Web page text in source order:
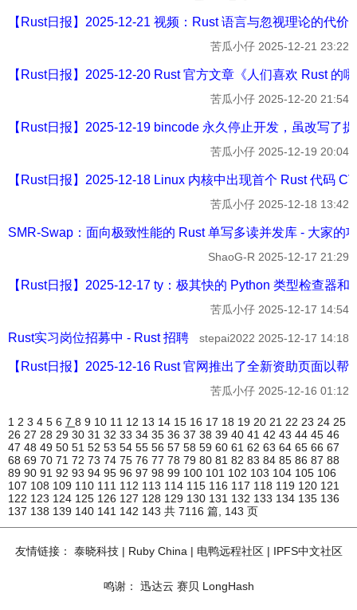
【Rust日报】2025-12-21 视频：Rust 语言与忽视理论的代价
苦瓜小仔 2025-12-21 23:22
【Rust日报】2025-12-20 Rust 官方文章《人们喜欢 Rust 的
苦瓜小仔 2025-12-20 21:54
【Rust日报】2025-12-19 bincode 永久停止开发，虽改写了
苦瓜小仔 2025-12-19 20:04
【Rust日报】2025-12-18 Linux 内核中出现首个 Rust 代码
苦瓜小仔 2025-12-18 13:42
SMR-Swap：面向极致性能的 Rust 单写多读并发库 - 大家的
ShaoG-R 2025-12-17 21:29
【Rust日报】2025-12-17 ty：极其快的 Python 类型检查器和
苦瓜小仔 2025-12-17 14:54
Rust实习岗位招募中 - Rust 招聘 stepai2022 2025-12-17 14:18
【Rust日报】2025-12-16 Rust 官网推出了全新资助页面以
苦瓜小仔 2025-12-16 01:12
1 2 3 4 5 6 7 8 9 10 11 12 13 14 15 16 17 18 19 20 21 22 23 24 25
26 27 28 29 30 31 32 33 34 35 36 37 38 39 40 41 42 43 44 45 46
47 48 49 50 51 52 53 54 55 56 57 58 59 60 61 62 63 64 65 66 67
68 69 70 71 72 73 74 75 76 77 78 79 80 81 82 83 84 85 86 87 88
89 90 91 92 93 94 95 96 97 98 99 100 101 102 103 104 105 106
107 108 109 110 111 112 113 114 115 116 117 118 119 120 121
122 123 124 125 126 127 128 129 130 131 132 133 134 135 136
137 138 139 140 141 142 143 共 7116 篇, 143 页
友情链接： 泰晓科技| Ruby China | 电鸭远程社区| IPFS中文社区
鸣谢： 迅达云 赛贝 LongHash